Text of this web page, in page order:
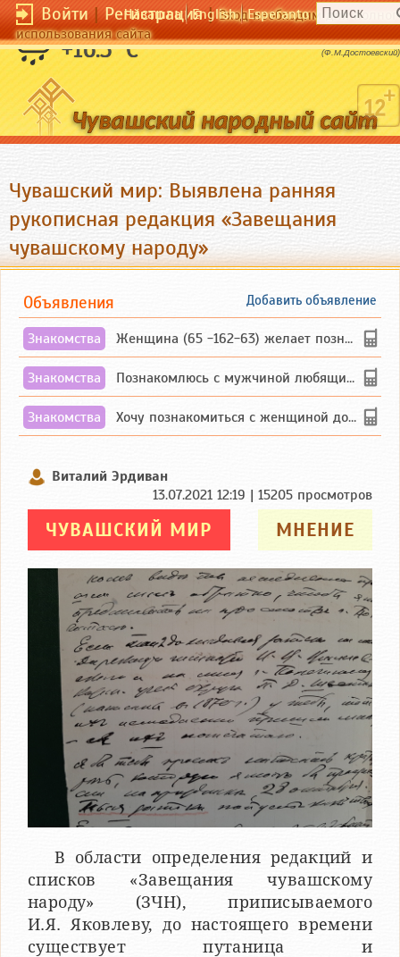
Войти|Регистрация|Вход необходим для
использования сайта
Чӑвашла English Esperanto
+16.3 °C Красота спасёт мир.
(Ф.М.Достоевский)
Чувашский мир: Выявлена ранняя
рукописная редакция «Завещания
чувашскому народу»
Добавить объявление
Объявления
Знакомства Женщина (65 -162-63) желает познакомиться с одиноким, добродушным, без вредных ...
Знакомства Познакомлюсь с мужчиной любящим танцевать и петь на родном чувашском языке
Знакомства Хочу познакомиться с женщиной до 55 лет чувашской или русской национальности дл...
Виталий Эрдиван
13.07.2021 12:19 | 15205 просмотров
МНЕНИЕ
ЧУВАШСКИЙ МИР
В области определения редакций и
списков «Завещания чувашскому
народу» (ЗЧН), приписываемого
И.Я. Яковлеву, до настоящего времени
существует путаница и